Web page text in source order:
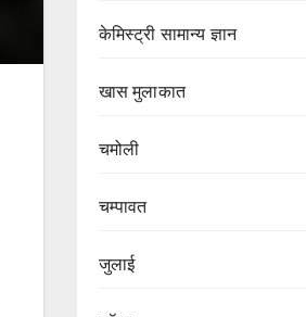
केमिस्ट्री सामान्य ज्ञान
खास मुलाकात
चमोली
चम्पावत
जुलाई